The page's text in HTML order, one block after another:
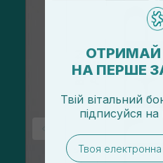
НА ПЕРШЕ
Твій вітальний
підписуйся на
email